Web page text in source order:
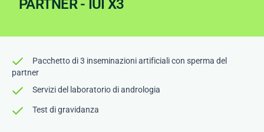
PARTNER - IUI X3
Pacchetto di 3 inseminazioni artificiali con sperma del
partner
Servizi del laboratorio di andrologia
Test di gravidanza